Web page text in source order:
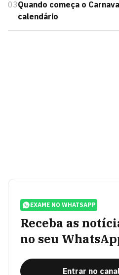
03Quando começa o
calendário
EXAME NO WHATSAPP
Receba as
no seu
Entrar no